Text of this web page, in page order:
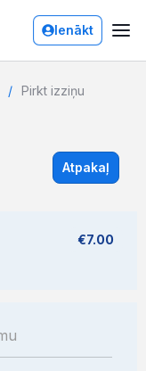
Ienākt
Pirkt izziņu
Atpakaļ
€7.00